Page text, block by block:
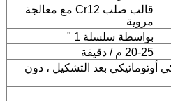
قالب صلب Cr12 مع معالجة
سلسلة 1 "
بعد التشكيل ، دون